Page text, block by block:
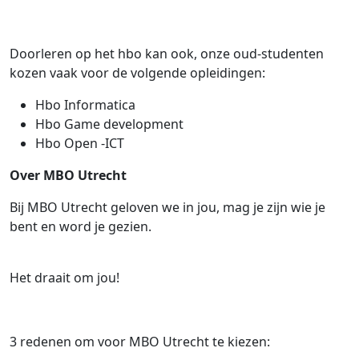
Doorleren op het hbo kan ook, onze oud-studenten
kozen vaak voor de volgende opleidingen:
Hbo Informatica
Hbo Game development
Hbo Open -ICT
Over MBO Utrecht
Bij MBO Utrecht geloven we in jou, mag je zijn wie je
bent en word je gezien.
Het draait om jou!
3 redenen om voor MBO Utrecht te kiezen: